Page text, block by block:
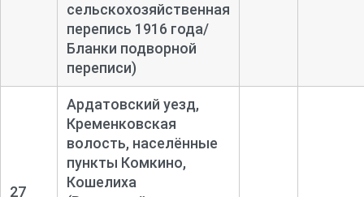
сельскохозяйственная
перепись 1916 года/
Бланки подворной
переписи)
27
Ардатовский уезд,
Кременковская
волость, населённые
пункты Комкино,
Кошелиха